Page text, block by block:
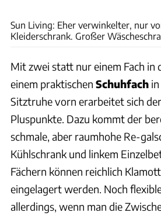
Sun Living: Eher verwinkelter, nur
Kleiderschrank. Großer
Mit zwei statt nur einem Fach in
einem praktischen Schuhfach
Sitztruhe vorn erarbeitet sich
Pluspunkte. Dazu kommt der
schmale, aber raumhohe Re-
Kühlschrank und linkem
Fächern können reichlich
eingelagert werden. Noch
allerdings, wenn man die